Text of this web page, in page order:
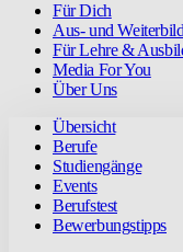
Für Dich
Aus- und
Für Lehre &
Media For You
Über Uns
Übersicht
Berufe
Studiengänge
Events
Berufstest
Bewerbungstipps